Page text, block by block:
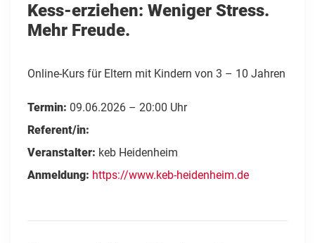
Kess-erziehen: Weniger Stress.
Mehr Freude.
Online-Kurs für Eltern mit Kindern von 3 – 10 Jahren
Termin: 09.06.2026 – 20:00 Uhr
Referent/in:
Veranstalter: keb Heidenheim
Anmeldung: https://www.keb-heidenheim.de